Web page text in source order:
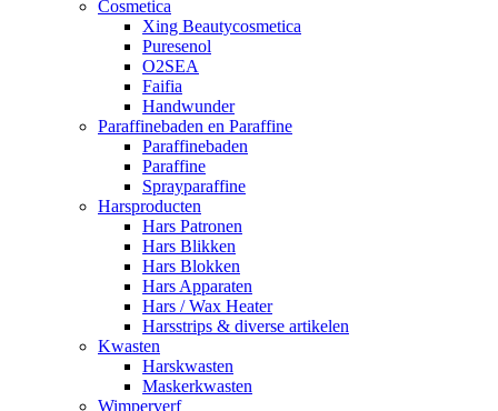
Cosmetica
Xing Beautycosmetica
Puresenol
O2SEA
Faifia
Handwunder
Paraffinebaden en Paraffine
Paraffinebaden
Paraffine
Sprayparaffine
Harsproducten
Hars Patronen
Hars Blikken
Hars Blokken
Hars Apparaten
Hars / Wax Heater
Harsstrips & diverse artikelen
Kwasten
Harskwasten
Maskerkwasten
Wimperverf